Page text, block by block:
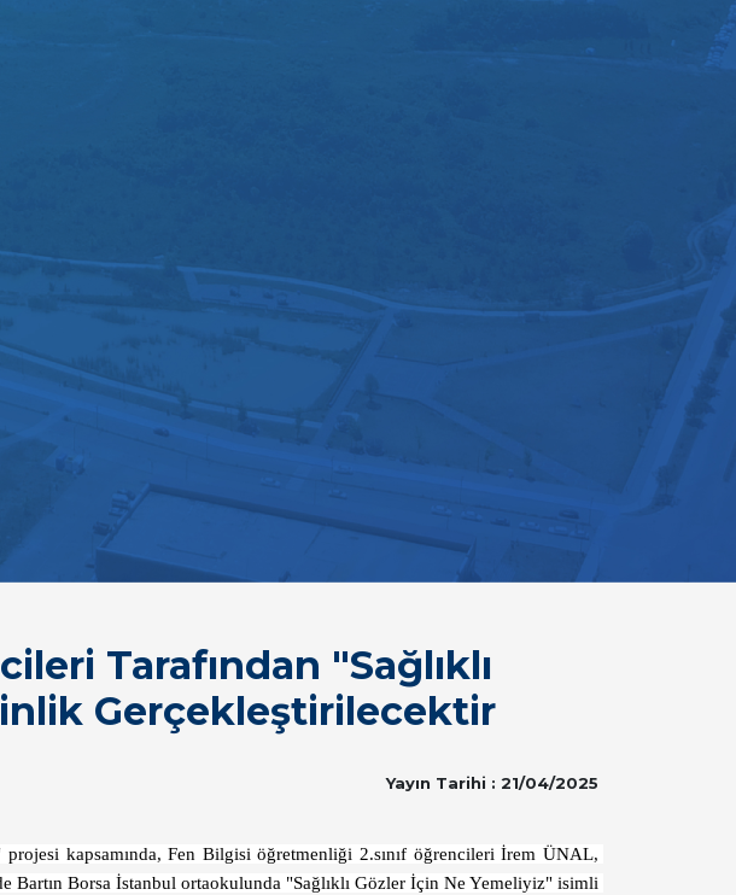
Tarafından "Sağlıklı
Gerçekleştirilecektir
Yayın Tarihi : 21/04/2025
kapsamında, Fen Bilgisi öğretmenliği 2.sınıf öğrencileri İrem ÜNAL,
Bartın Borsa İstanbul ortaokulunda "Sağlıklı Gözler İçin Ne Yemeliyiz" isimli